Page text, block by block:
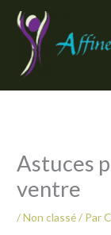
Aller
contenu
Astuces
ventre
/Non classé/ Par